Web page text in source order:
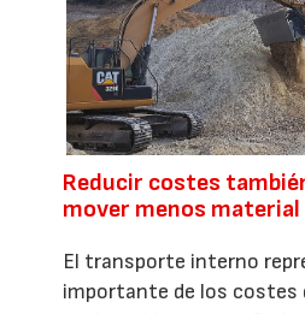
Reducir costes
mover menos material
El transporte interno
importante de los costes